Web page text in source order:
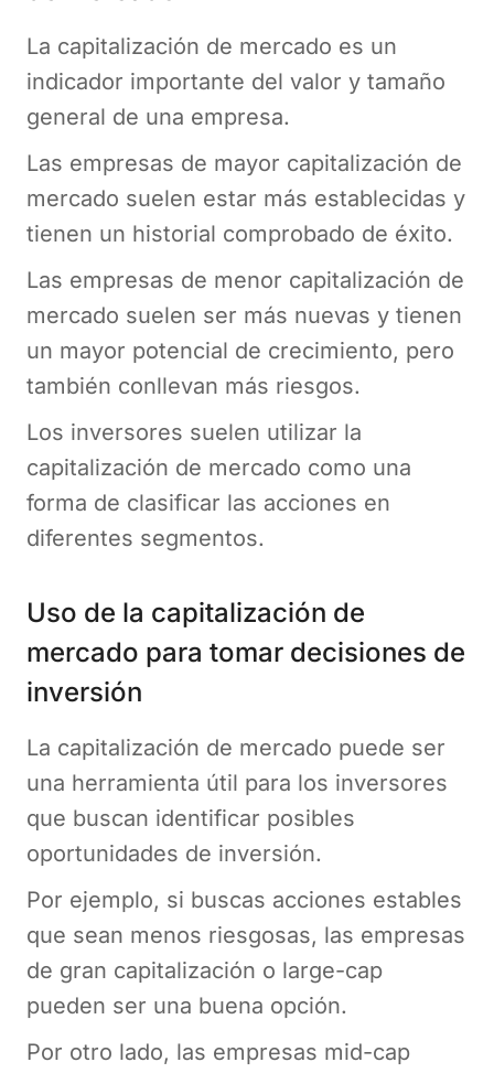
La capitalización de mercado es un
indicador importante del valor y tamaño
general de una empresa.
Las empresas de mayor capitalización de
mercado suelen estar más establecidas y
tienen un historial comprobado de éxito.
Las empresas de menor capitalización de
mercado suelen ser más nuevas y tienen
un mayor potencial de crecimiento, pero
también conllevan más riesgos.
Los inversores suelen utilizar la
capitalización de mercado como una
forma de clasificar las acciones en
diferentes segmentos.
Uso de la capitalización de
mercado para tomar decisiones de
inversión
La capitalización de mercado puede ser
una herramienta útil para los inversores
que buscan identificar posibles
oportunidades de inversión.
Por ejemplo, si buscas acciones estables
que sean menos riesgosas, las empresas
de gran capitalización o large-cap
pueden ser una buena opción.
Por otro lado, las empresas mid-cap